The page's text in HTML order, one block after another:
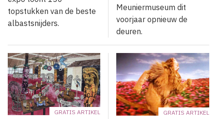
topstukken van de beste
albastsnijders.
Meuniermuseum dit
voorjaar opnieuw de
deuren.
GRATIS ARTIKEL GRATIS ARTIKEL